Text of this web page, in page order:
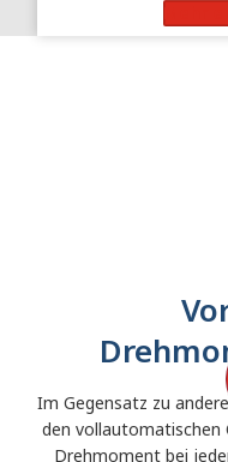
Im Gegensatz zu
den vollautomatischen
Drehmoment bei